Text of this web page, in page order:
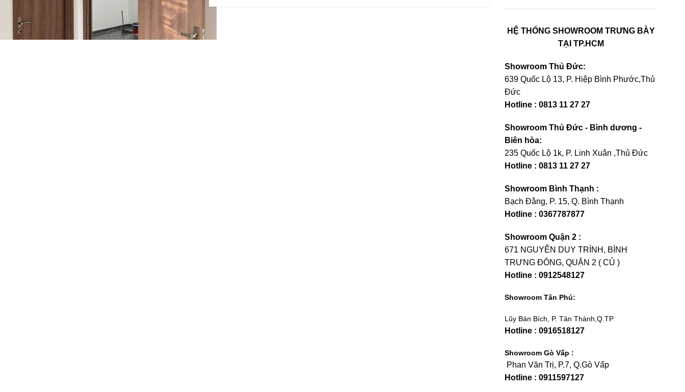
HỆ THỐNG SHOWROOM TRƯNG BÀY
TẠI TP.HCM
Showroom Thủ Đức:
639 Quốc Lộ 13, P. Hiệp Bình Phước,Thủ
Đức
Hotline : 0813 11 27 27
Showroom Thủ Đức - Bình dương -
Biên hòa:
235 Quốc Lộ 1k, P. Linh Xuân ,Thủ Đức
Hotline : 0813 11 27 27
Showroom Bình Thạnh :
Bạch Đằng, P. 15, Q. Bình Thạnh
Hotline : 0367787877
Showroom Quận 2 :
671 NGUYỄN DUY TRÌNH, BÌNH
TRƯNG ĐÔNG, QUẬN 2 ( CỦ )
Hotline : 0912548127
Showroom Tân Phú:
Lũy Bán Bích, P. Tân Thành,Q.TP
Hotline : 0916518127
Showroom Gò Vấp :
Phan Văn Trị, P.7, Q.Gò Vấp
Hotline : 0911597127